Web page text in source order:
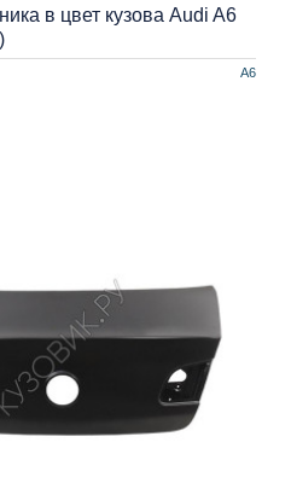
A6
в цвет кузова Audi A6